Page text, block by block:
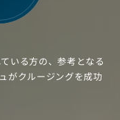
いる方の、参考となる
がクルージングを成功